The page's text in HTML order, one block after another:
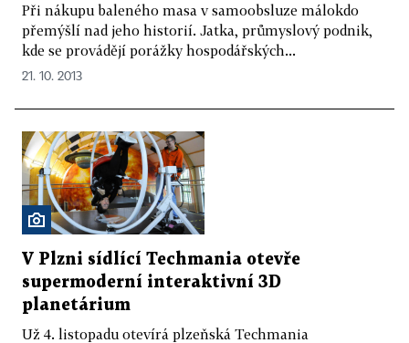
Při nákupu baleného masa v samoobsluze málokdo
přemýšlí nad jeho historií. Jatka, průmyslový podnik,
kde se provádějí porážky hospodářských...
21. 10. 2013
V Plzni sídlící Techmania otevře
supermoderní interaktivní 3D
planetárium
Už 4. listopadu otevírá plzeňská Techmania